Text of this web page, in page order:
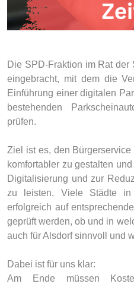
Die SPD-Fraktion im Rat der
eingebracht, mit dem die
Einführung einer digitalen
bestehenden
prüfen.
Ziel ist es, den
komfortabler zu gestalten
Digitalisierung und zur
zu leisten. Viele Städte
erfolgreich auf
geprüft werden, ob und in
auch für Alsdorf sinnvoll und
Dabei ist für uns klar:
Am Ende müssen